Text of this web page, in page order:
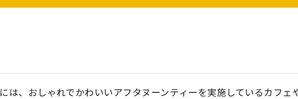
は、おしゃれでかわいいアフタヌーンティーを実施しているカフェ